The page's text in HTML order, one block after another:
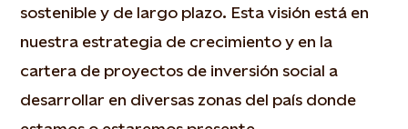
sostenible y de largo plazo. Esta visión está en
nuestra estrategia de crecimiento y en la
cartera de proyectos de inversión social a
desarrollar en diversas zonas del país donde